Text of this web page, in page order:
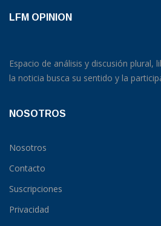
LFM OPINION
Espacio de análisis y discusión plural,
la noticia busca su sentido y la
NOSOTROS
Nosotros
Contacto
Suscripciones
Privacidad